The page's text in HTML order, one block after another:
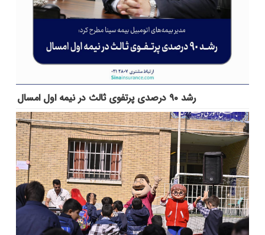
رشد ۹۰ درصدی پرتفوی ثالث در نیمه اول امسال